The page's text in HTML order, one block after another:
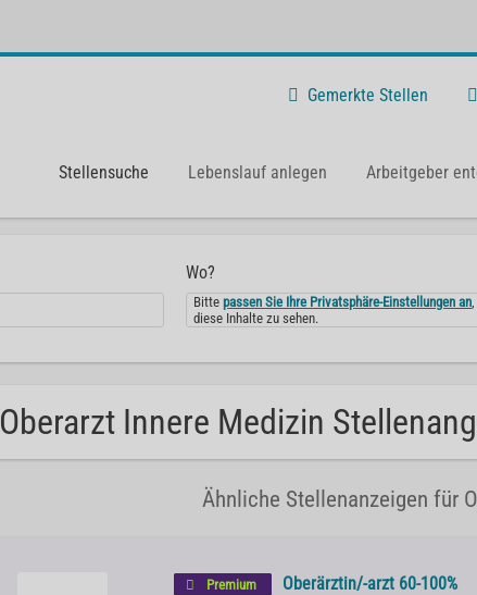
Gemerkte Stellen
Stellensuche Lebenslauf anlegen Arbeitgeber
Wo?
Bittepassen Sie Ihre Privatsphäre-Einstellungen an
diese Inhalte zu sehen.
Oberarzt Innere Medizin
Ähnliche Stellenanzeigen für
Premium Oberärztin/-arzt 60-100%